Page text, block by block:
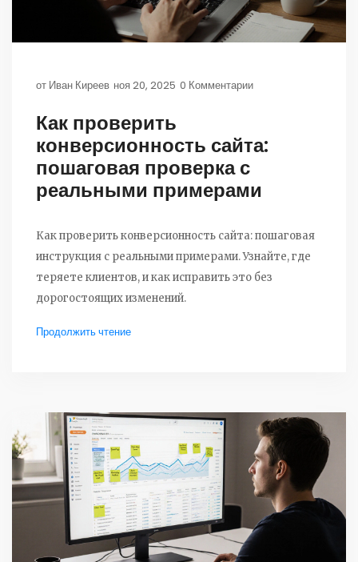
от Иван Киреев ноя 20, 2025 0 Комментарии
Как проверить
конверсионность сайта:
пошаговая проверка с
реальными примерами
Как проверить конверсионность сайта: пошаговая
инструкция с реальными примерами. Узнайте, где
теряете клиентов, и как исправить это без
дорогостоящих изменений.
Продолжить чтение